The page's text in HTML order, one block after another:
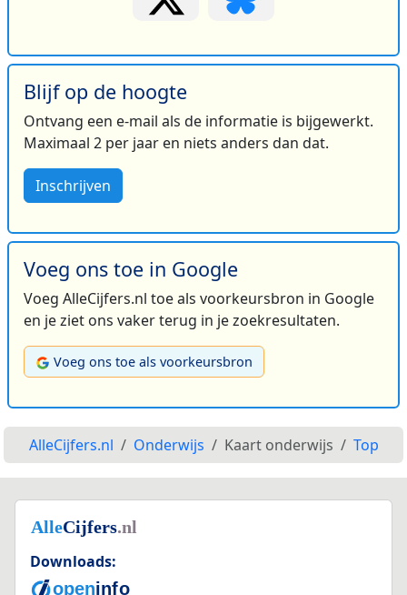
Blijf op de hoogte
Ontvang een e-mail als de informatie is bijgewerkt.
Maximaal 2 per jaar en niets anders dan dat.
Inschrijven
Voeg ons toe in Google
Voeg AlleCijfers.nl toe als voorkeursbron in Google
en je ziet ons vaker terug in je zoekresultaten.
Voeg ons toe als voorkeursbron
AlleCijfers.nl Onderwijs Kaart onderwijs Top
Downloads: